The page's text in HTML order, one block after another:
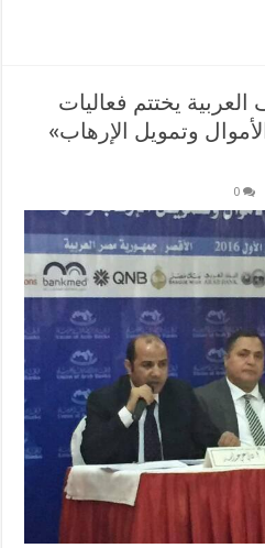
يختتم فعاليات
وتمويل الإرهاب»
0